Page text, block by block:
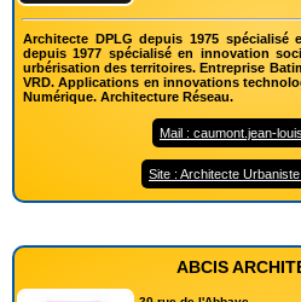
Architecte DPLG depuis 1975 spécialisé
depuis 1977 spécialisé en innovation
urbérisation des territoires. Entreprise
VRD. Applications en innovations
Numérique. Architecture Réseau.
Mail : caumont.jean-
Site : Architecte
ABCIS